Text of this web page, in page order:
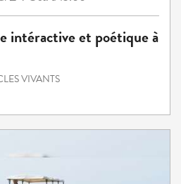
intéractive et poétique à
VIVANTS